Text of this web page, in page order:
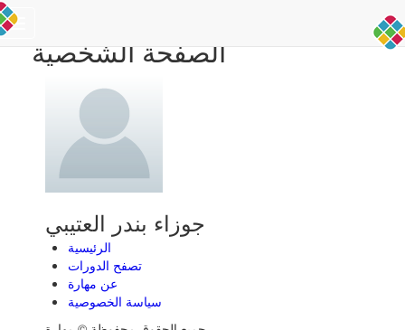
Toggle
navigation
الصفحة الشخصية
جوزاء بندر العتيبي
الرئيسية
تصفح الدورات
عن مهارة
سياسة الخصوصية